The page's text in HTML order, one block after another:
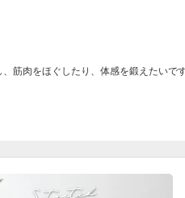
筋肉をほぐしたり、体感を鍛えたいで